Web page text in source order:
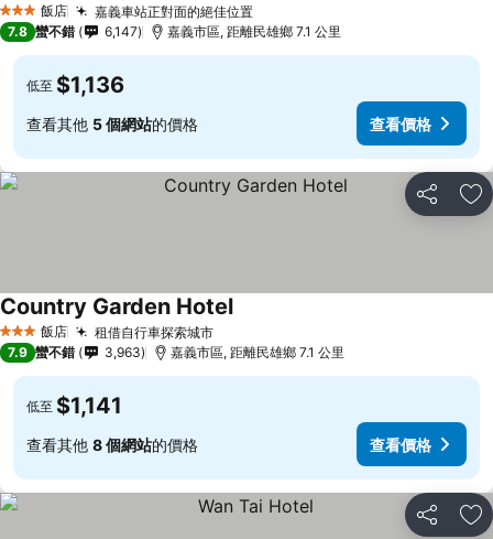
3 星級 飯店 嘉義車站正對面的絕佳位置
7.8 蠻不錯 6,147 嘉義市區, 距離民雄鄉 7.1 公里
低至 $1,136
查看其他 5 個網站的價格 查看價格
分享 加
3 星級 飯店 租借自行車探索城市
Country Garden Hotel
7.9 蠻不錯 3,963 嘉義市區, 距離民雄鄉 7.1 公里
低至 $1,141
查看其他 8 個網站的價格 查看價格
分享 加